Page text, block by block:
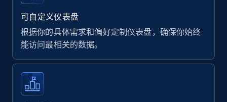
可自定义仪表盘
根据你的具体需求和偏好定制仪表盘，确保你始终
能访问最相关的数据。